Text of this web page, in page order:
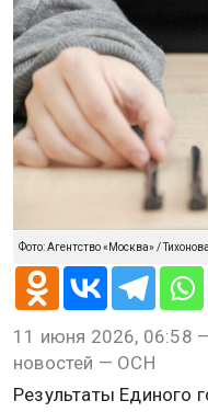
Фото: Агентство «Москва» /
11 июня 2026, 06:58
новостей — ОСН
Результаты Единого